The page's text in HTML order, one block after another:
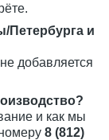
Петербурга и
добавляется
и как мы
8 (812)